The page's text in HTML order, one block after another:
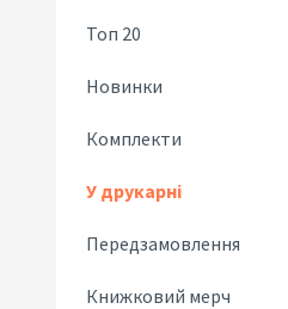
Топ 20
Новинки
Комплекти
У друкарні
Передзамовлення
Книжковий мерч